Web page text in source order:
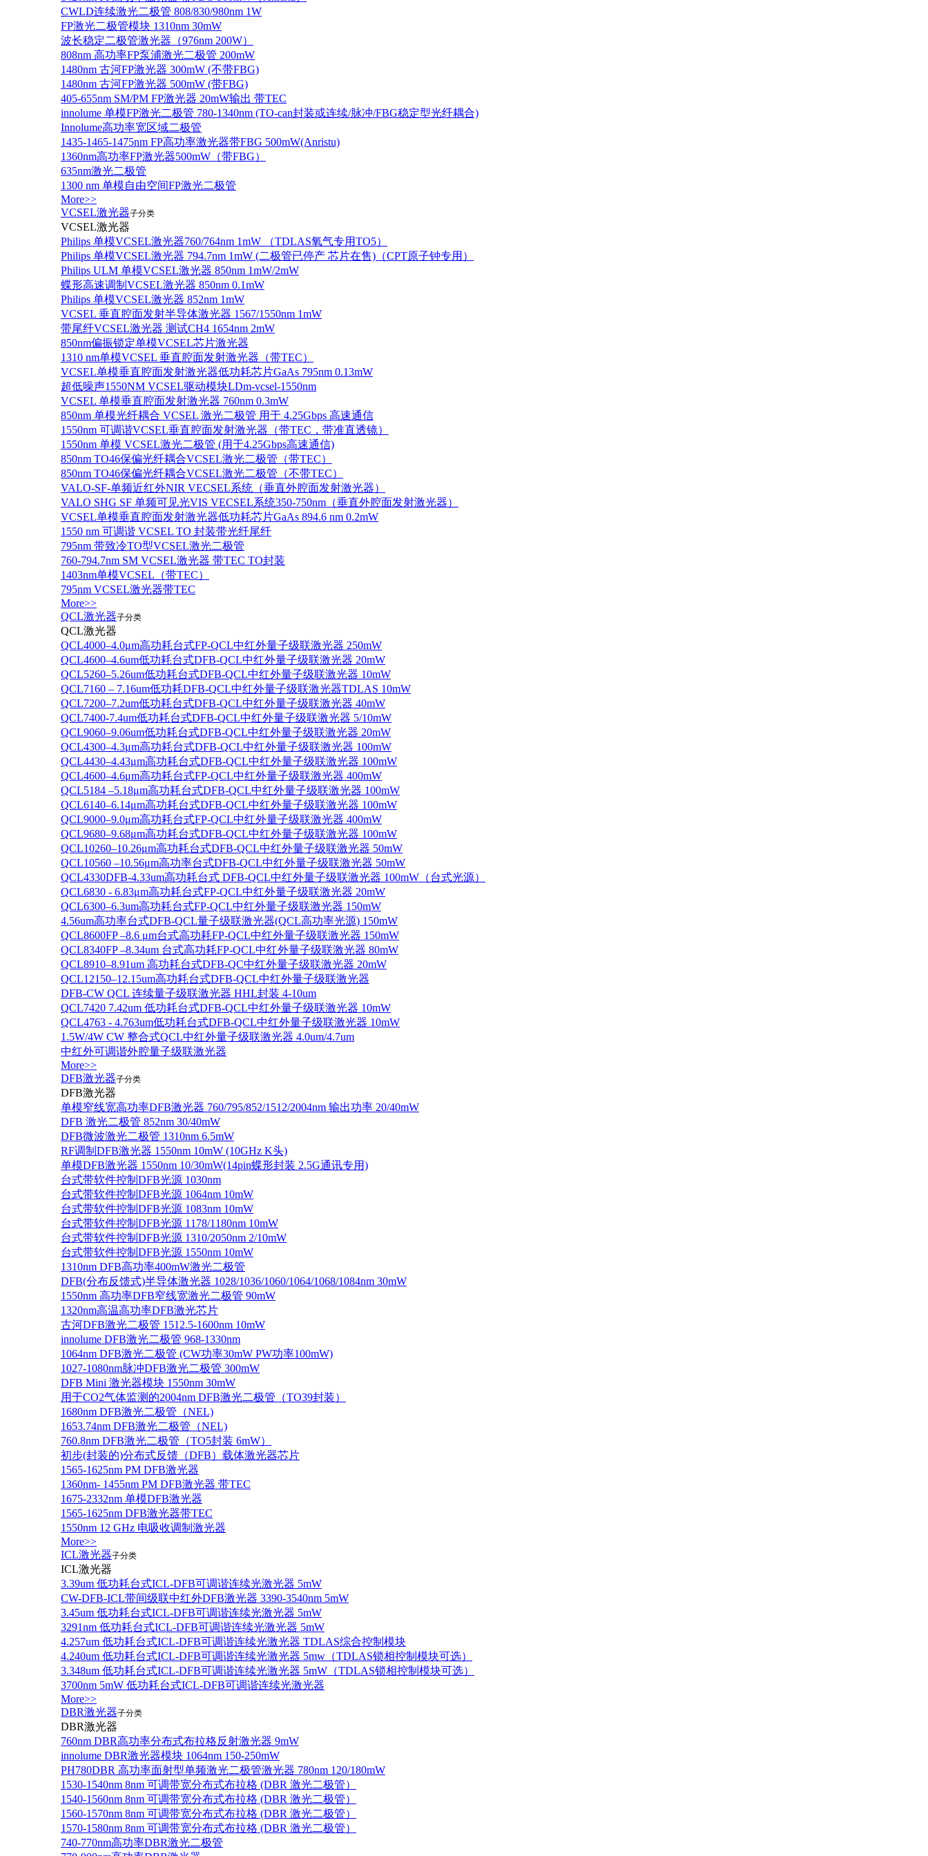
CWLD连续激光二极管 808/830/980nm 1W
FP激光二极管模块 1310nm 30mW
波长稳定二极管激光器（976nm 200W）
808nm 高功率FP泵浦激光二极管 200mW
1480nm 古河FP激光器 300mW (不带FBG)
1480nm 古河FP激光器 500mW (带FBG)
405-655nm SM/PM FP激光器 20mW输出 带TEC
innolume 单模FP激光二极管 780-1340nm (TO-can封装或连续/脉冲/FBG稳定型光纤耦合)
Innolume高功率宽区域二极管
1435-1465-1475nm FP高功率激光器带FBG 500mW(Anristu)
1360nm高功率FP激光器500mW（带FBG）
635nm激光二极管
1300 nm 单模自由空间FP激光二极管
More>>
VCSEL激光器子分类
VCSEL激光器
Philips 单模VCSEL激光器760/764nm 1mW （TDLAS氧气专用TO5）
Philips 单模VCSEL激光器 794.7nm 1mW (二极管已停产 芯片在售)（CPT原子钟专用）
Philips ULM 单模VCSEL激光器 850nm 1mW/2mW
蝶形高速调制VCSEL激光器 850nm 0.1mW
Philips 单模VCSEL激光器 852nm 1mW
VCSEL 垂直腔面发射半导体激光器 1567/1550nm 1mW
带尾纤VCSEL激光器 测试CH4 1654nm 2mW
850nm偏振锁定单模VCSEL芯片激光器
1310 nm单模VCSEL 垂直腔面发射激光器（带TEC）
VCSEL单模垂直腔面发射激光器低功耗芯片GaAs 795nm 0.13mW
超低噪声1550NM VCSEL驱动模块LDm-vcsel-1550nm
VCSEL 单模垂直腔面发射激光器 760nm 0.3mW
850nm 单模光纤耦合 VCSEL 激光二极管 用于 4.25Gbps 高速通信
1550nm 可调谐VCSEL垂直腔面发射激光器（带TEC，带准直透镜）
1550nm 单模 VCSEL激光二极管 (用于4.25Gbps高速通信)
850nm TO46保偏光纤耦合VCSEL激光二极管（带TEC）
850nm TO46保偏光纤耦合VCSEL激光二极管（不带TEC）
VALO-SF-单频近红外NIR VECSEL系统（垂直外腔面发射激光器）
VALO SHG SF 单频可见光VIS VECSEL系统350-750nm（垂直外腔面发射激光器）
VCSEL单模垂直腔面发射激光器低功耗芯片GaAs 894.6 nm 0.2mW
1550 nm 可调谐 VCSEL TO 封装带光纤尾纤
795nm 带致冷TO型VCSEL激光二极管
760-794.7nm SM VCSEL激光器 带TEC TO封装
1403nm单模VCSEL（带TEC）
795nm VCSEL激光器带TEC
More>>
QCL激光器子分类
QCL激光器
QCL4000–4.0μm高功耗台式FP-QCL中红外量子级联激光器 250mW
QCL4600–4.6um低功耗台式DFB-QCL中红外量子级联激光器 20mW
QCL5260–5.26um低功耗台式DFB-QCL中红外量子级联激光器 10mW
QCL7160 – 7.16um低功耗DFB-QCL中红外量子级联激光器TDLAS 10mW
QCL7200–7.2um低功耗台式DFB-QCL中红外量子级联激光器 40mW
QCL7400-7.4um低功耗台式DFB-QCL中红外量子级联激光器 5/10mW
QCL9060–9.06um低功耗台式DFB-QCL中红外量子级联激光器 20mW
QCL4300–4.3μm高功耗台式DFB-QCL中红外量子级联激光器 100mW
QCL4430–4.43μm高功耗台式DFB-QCL中红外量子级联激光器 100mW
QCL4600–4.6μm高功耗台式FP-QCL中红外量子级联激光器 400mW
QCL5184 –5.18μm高功耗台式DFB-QCL中红外量子级联激光器 100mW
QCL6140–6.14μm高功耗台式DFB-QCL中红外量子级联激光器 100mW
QCL9000–9.0μm高功耗台式FP-QCL中红外量子级联激光器 400mW
QCL9680–9.68μm高功耗台式DFB-QCL中红外量子级联激光器 100mW
QCL10260–10.26μm高功耗台式DFB-QCL中红外量子级联激光器 50mW
QCL10560 –10.56μm高功率台式DFB-QCL中红外量子级联激光器 50mW
QCL4330DFB-4.33um高功耗台式 DFB-QCL中红外量子级联激光器 100mW（台式光源）
QCL6830 - 6.83μm高功耗台式FP-QCL中红外量子级联激光器 20mW
QCL6300–6.3um高功耗台式FP-QCL中红外量子级联激光器 150mW
4.56um高功率台式DFB-QCL量子级联激光器(QCL高功率光源) 150mW
QCL8600FP –8.6 μm台式高功耗FP-QCL中红外量子级联激光器 150mW
QCL8340FP –8.34um 台式高功耗FP-QCL中红外量子级联激光器 80mW
QCL8910–8.91um 高功耗台式DFB-QC中红外量子级联激光器 20mW
QCL12150–12.15um高功耗台式DFB-QCL中红外量子级联激光器
DFB-CW QCL 连续量子级联激光器 HHL封装 4-10um
QCL7420 7.42um 低功耗台式DFB-QCL中红外量子级联激光器 10mW
QCL4763 - 4.763um低功耗台式DFB-QCL中红外量子级联激光器 10mW
1.5W/4W CW 整合式QCL中红外量子级联激光器 4.0um/4.7um
中红外可调谐外腔量子级联激光器
More>>
DFB激光器子分类
DFB激光器
单模窄线宽高功率DFB激光器 760/795/852/1512/2004nm 输出功率 20/40mW
DFB 激光二极管 852nm 30/40mW
DFB微波激光二极管 1310nm 6.5mW
RF调制DFB激光器 1550nm 10mW (10GHz K头)
单模DFB激光器 1550nm 10/30mW(14pin蝶形封装 2.5G通讯专用)
台式带软件控制DFB光源 1030nm
台式带软件控制DFB光源 1064nm 10mW
台式带软件控制DFB光源 1083nm 10mW
台式带软件控制DFB光源 1178/1180nm 10mW
台式带软件控制DFB光源 1310/2050nm 2/10mW
台式带软件控制DFB光源 1550nm 10mW
1310nm DFB高功率400mW激光二极管
DFB(分布反馈式)半导体激光器 1028/1036/1060/1064/1068/1084nm 30mW
1550nm 高功率DFB窄线宽激光二极管 90mW
1320nm高温高功率DFB激光芯片
古河DFB激光二极管 1512.5-1600nm 10mW
innolume DFB激光二极管 968-1330nm
1064nm DFB激光二极管 (CW功率30mW PW功率100mW)
1027-1080nm脉冲DFB激光二极管 300mW
DFB Mini 激光器模块 1550nm 30mW
用于CO2气体监测的2004nm DFB激光二极管（TO39封装）
1680nm DFB激光二极管（NEL)
1653.74nm DFB激光二极管（NEL)
760.8nm DFB激光二极管（TO5封装 6mW）
初步(封装的)分布式反馈（DFB）载体激光器芯片
1565-1625nm PM DFB激光器
1360nm- 1455nm PM DFB激光器 带TEC
1675-2332nm 单模DFB激光器
1565-1625nm DFB激光器带TEC
1550nm 12 GHz 电吸收调制激光器
More>>
ICL激光器子分类
ICL激光器
3.39um 低功耗台式ICL-DFB可调谐连续光激光器 5mW
CW-DFB-ICL带间级联中红外DFB激光器 3390-3540nm 5mW
3.45um 低功耗台式ICL-DFB可调谐连续光激光器 5mW
3291nm 低功耗台式ICL-DFB可调谐连续光激光器 5mW
4.257um 低功耗台式ICL-DFB可调谐连续光激光器 TDLAS综合控制模块
4.240um 低功耗台式ICL-DFB可调谐连续光激光器 5mw（TDLAS锁相控制模块可选）
3.348um 低功耗台式ICL-DFB可调谐连续光激光器 5mW（TDLAS锁相控制模块可选）
3700nm 5mW 低功耗台式ICL-DFB可调谐连续光激光器
More>>
DBR激光器子分类
DBR激光器
760nm DBR高功率分布式布拉格反射激光器 9mW
innolume DBR激光器模块 1064nm 150-250mW
PH780DBR 高功率面射型单频激光二极管激光器 780nm 120/180mW
1530-1540nm 8nm 可调带宽分布式布拉格 (DBR 激光二极管）
1540-1560nm 8nm 可调带宽分布式布拉格 (DBR 激光二极管）
1560-1570nm 8nm 可调带宽分布式布拉格 (DBR 激光二极管）
1570-1580nm 8nm 可调带宽分布式布拉格 (DBR 激光二极管）
740-770nm高功率DBR激光二极管